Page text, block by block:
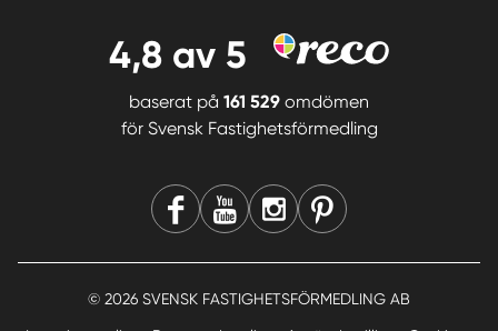
4,8 av 5
baserat på 161 529 omdömen
för Svensk Fastighetsförmedling
© 2026 SVENSK FASTIGHETSFÖRMEDLING AB